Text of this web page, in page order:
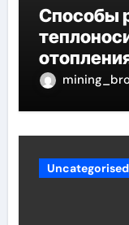
Способы
Uncategorised